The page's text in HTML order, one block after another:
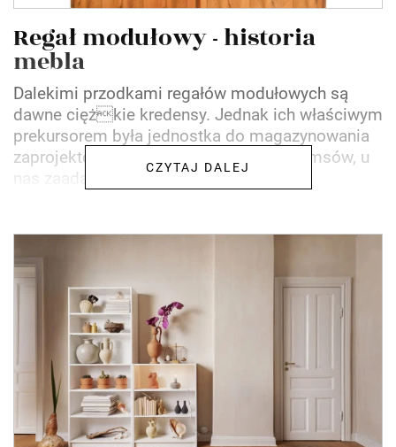
Regał modułowy - historia
mebla
Dalekimi przodkami regałów modułowych są
dawne ciężkie kredensy. Jednak ich właściwym
prekursorem była jednostka do magazynowania
zaprojektowana przez Ray i Charlesa Eamsów, u
nas zaadaptowana...
CZYTAJ DALEJ